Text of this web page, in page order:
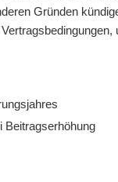
Gründen
Beitragserhöhung